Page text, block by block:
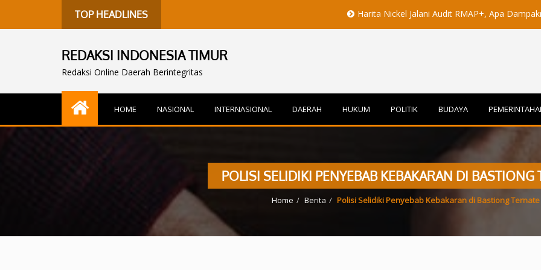
TOP HEADLINES Harita Nickel Jalani Audit RMAP+, Apa Dampaknya untuk
REDAKSI INDONESIA TIMUR
Redaksi Online Daerah Berintegritas
HOME NASIONAL INTERNASIONAL DAERAH HUKUM POLITIK BUDAYA
POLISI SELIDIKI PENYEBAB KEBAKARAN DI BASTIONG
Home Berita Polisi Selidiki Penyebab Kebakaran di Bastiong Ternate